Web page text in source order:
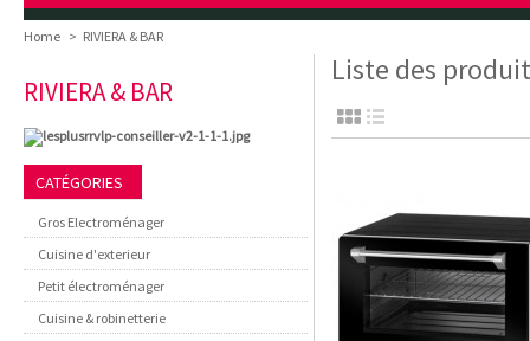
Home > RIVIERA & BAR
Liste des
RIVIERA & BAR
CATÉGORIES
Gros Electroménager
Cuisine d'exterieur
Petit électroménager
Cuisine & robinetterie